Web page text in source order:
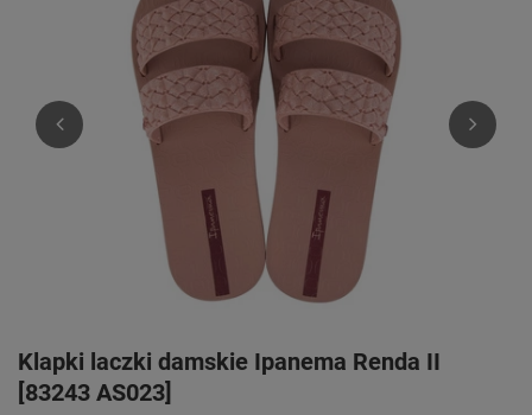
Klapki laczki damskie Ipanema Renda II
[83243 AS023]